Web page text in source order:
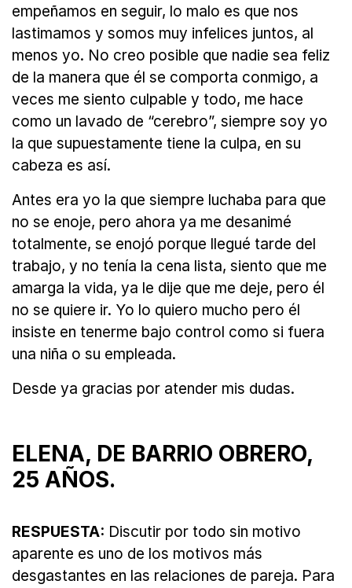
empeñamos en seguir, lo malo es que nos
lastimamos y somos muy infelices juntos, al
menos yo. No creo posible que nadie sea feliz
de la manera que él se comporta conmigo, a
veces me siento culpable y todo, me hace
como un lavado de “cerebro”, siempre soy yo
la que supuestamente tiene la culpa, en su
cabeza es así.
Antes era yo la que siempre luchaba para que
no se enoje, pero ahora ya me desanimé
totalmente, se enojó porque llegué tarde del
trabajo, y no tenía la cena lista, siento que me
amarga la vida, ya le dije que me deje, pero él
no se quiere ir. Yo lo quiero mucho pero él
insiste en tenerme bajo control como si fuera
una niña o su empleada.
Desde ya gracias por atender mis dudas.
ELENA, DE BARRIO OBRERO,
25 AÑOS.
RESPUESTA: Discutir por todo sin motivo
aparente es uno de los motivos más
desgastantes en las relaciones de pareja. Para